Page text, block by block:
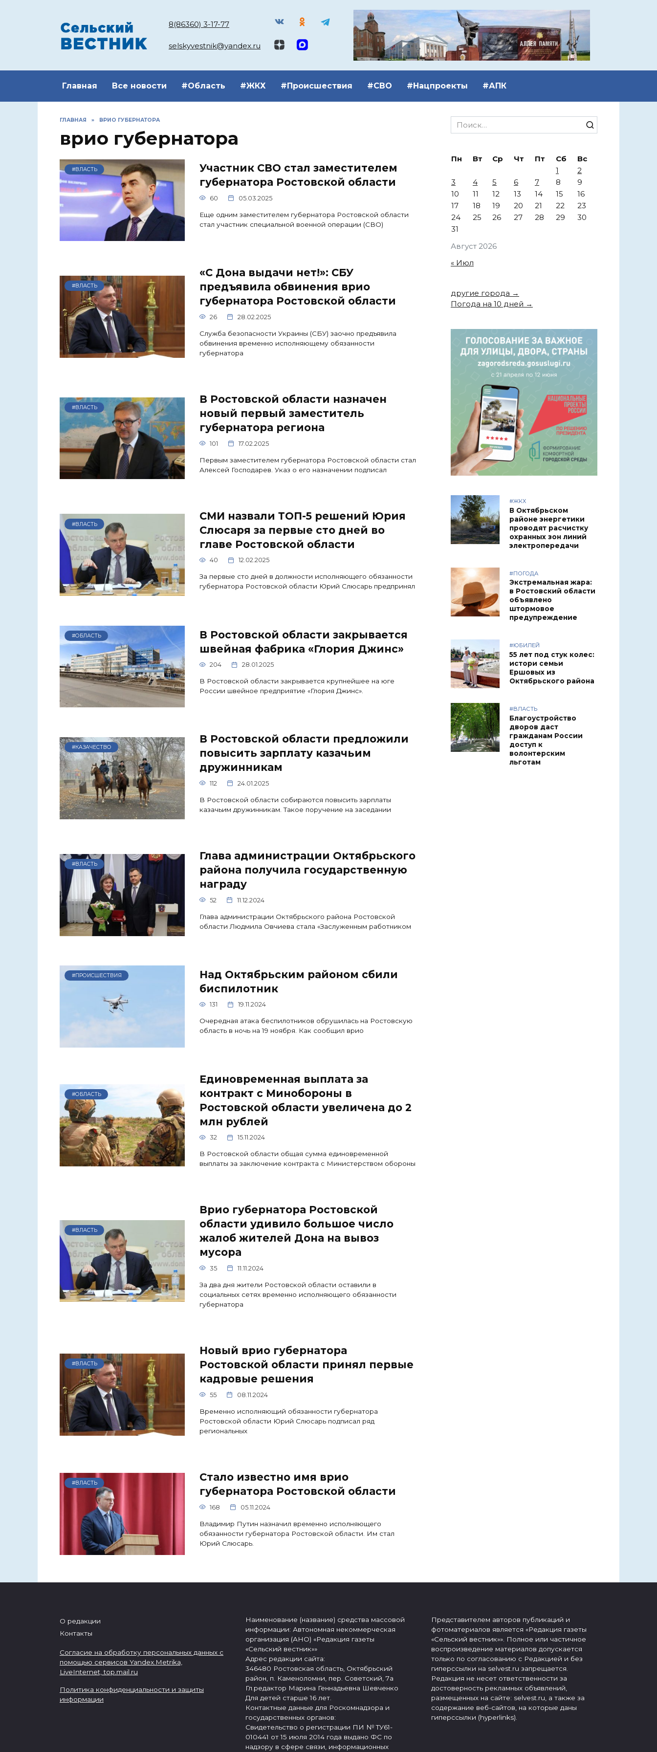
8(86360) 3-17-77
selskyvestnik@yandex.ru
Главная Все новости #Область #ЖКХ #Происшествия #СВО #Нацпроекты #АПК
ГЛАВНАЯ » ВРИО ГУБЕРНАТОРА
врио губернатора
#ВЛАСТЬ
Участник СВО стал заместителем
губернатора Ростовской области
60 05.03.2025
Еще одним заместителем губернатора Ростовской области
стал участник специальной военной операции (СВО)
#ВЛАСТЬ
«С Дона выдачи нет!»: СБУ
предъявила обвинения врио
губернатора Ростовской области
26 28.02.2025
Служба безопасности Украины (СБУ) заочно предъявила
обвинения временно исполняющему обязанности
губернатора
#ВЛАСТЬ
В Ростовской области назначен
новый первый заместитель
губернатора региона
101 17.02.2025
Первым заместителем губернатора Ростовской области стал
Алексей Господарев. Указ о его назначении подписал
#ВЛАСТЬ
СМИ назвали ТОП-5 решений Юрия
Слюсаря за первые сто дней во
главе Ростовской области
40 12.02.2025
За первые сто дней в должности исполняющего обязанности
губернатора Ростовской области Юрий Слюсарь предпринял
#ОБЛАСТЬ
В Ростовской области закрывается
швейная фабрика «Глория Джинс»
204 28.01.2025
В Ростовской области закрывается крупнейшее на юге
России швейное предприятие «Глория Джинс».
#КАЗАЧЕСТВО
В Ростовской области предложили
повысить зарплату казачьим
дружинникам
112 24.01.2025
В Ростовской области собираются повысить зарплаты
казачьим дружинникам. Такое поручение на заседании
#ВЛАСТЬ
Глава администрации Октябрьского
района получила государственную
награду
52 11.12.2024
Глава администрации Октябрьского района Ростовской
области Людмила Овчиева стала «Заслуженным работником
#ПРОИСШЕСТВИЯ
Над Октябрьским районом сбили
биспилотник
131 19.11.2024
Очередная атака беспилотников обрушилась на Ростовскую
область в ночь на 19 ноября. Как сообщил врио
#ОБЛАСТЬ
Единовременная выплата за
контракт с Минобороны в
Ростовской области увеличена до 2
млн рублей
32 15.11.2024
В Ростовской области общая сумма единовременной
выплаты за заключение контракта с Министерством обороны
#ВЛАСТЬ
Врио губернатора Ростовской
области удивило большое число
жалоб жителей Дона на вывоз
мусора
35 11.11.2024
За два дня жители Ростовской области оставили в
социальных сетях временно исполняющего обязанности
губернатора
#ВЛАСТЬ
Новый врио губернатора
Ростовской области принял первые
кадровые решения
55 08.11.2024
Временно исполняющий обязанности губернатора
Ростовской области Юрий Слюсарь подписал ряд
региональных
#ВЛАСТЬ
Стало известно имя врио
губернатора Ростовской области
168 05.11.2024
Владимир Путин назначил временно исполняющего
обязанности губернатора Ростовской области. Им стал
Юрий Слюсарь.
Search
for:
Август 2026
Пн Вт Ср Чт Пт Сб
Вс
1
2
3
4 5 6 7 8
9
10
11 12 13 14 15
16
17
18 19 20 21 22
23
24
25 26 27 28 29
30
31
« Июл
другие города →
Погода на 10 дней →
#ЖКХ
В Октябрьском
районе энергетики
проводят расчистку
охранных зон линий
электропередачи
#ПОГОДА
Экстремальная жара:
в Ростовский области
объявлено
штормовое
предупреждение
#ЮБИЛЕЙ
55 лет под стук колес:
истори семьи
Ершовых из
Октябрьского района
#ВЛАСТЬ
Благоустройство
дворов даст
гражданам России
доступ к
волонтерским
льготам
О редакции
Контакты
Согласие на обработку персональных данных с
помощью сервисов Yandex.Metrika,
LiveInternet,top.mail.ru
Политика конфиденциальности и защиты
информации
Наименование (название) средства массовой
информации: Автономная некоммерческая
организация (АНО) «Редакция газеты
«Сельский вестник»»
Адрес редакции сайта:
346480 Ростовская область, Октябрьский
район, п. Каменоломни, пер. Советский, 7а
Гл.редактор Марина Геннадьевна Шевченко
Для детей старше 16 лет.
Контактные данные для Роскомнадзора и
государственных органов:
Свидетельство о регистрации ПИ № ТУ61-
010441 от 15 июля 2014 года выдано ФС по
надзору в сфере связи, информационных
Представителем авторов публикаций и
фотоматериалов является «Редакция газеты
«Сельский вестник»». Полное или частичное
воспроизведение материалов допускается
только по согласованию с Редакцией и без
гиперссылки на selvest.ru запрещается.
Редакция не несет ответственности за
достоверность рекламных объявлений,
размещенных на сайте: selvest.ru, а также за
содержание веб-сайтов, на которые даны
гиперссылки (hyperlinks).